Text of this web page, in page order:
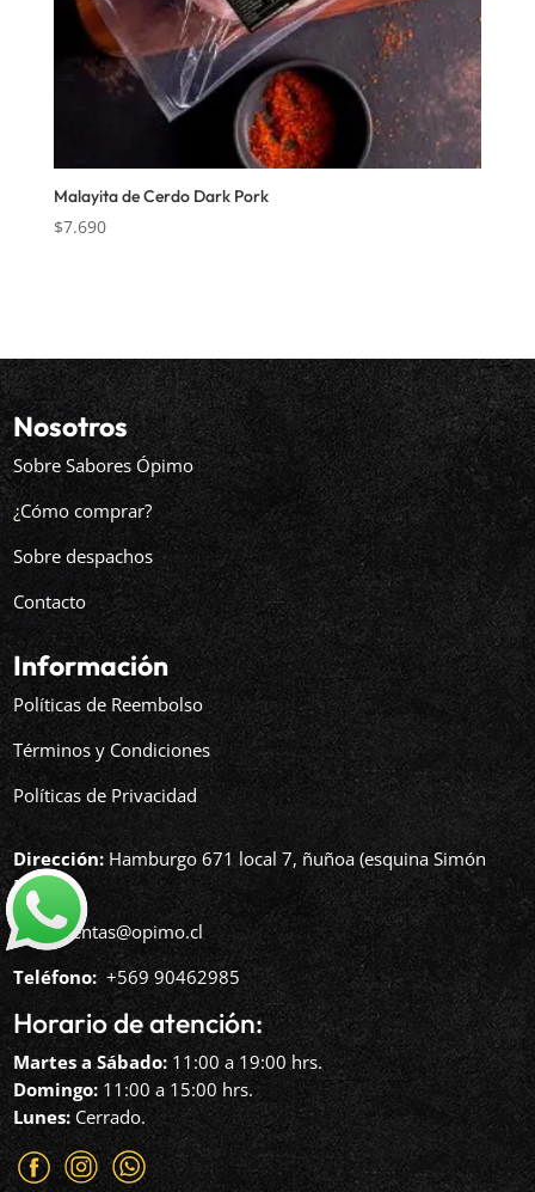
Malayita de Cerdo Dark Pork
$7.690
Nosotros
Sobre Sabores Ópimo
¿Cómo comprar?
Sobre despachos
Contacto
Información
Políticas de Reembolso
Términos y Condiciones
Políticas de Privacidad
Dirección: Hamburgo 671 local 7, ñuñoa (esquina Simón
Bolívar).
Mail: ventas@opimo.cl
Teléfono: ‪+569 90462985‬
Horario de atención:
Martes a Sábado: 11:00 a 19:00 hrs.
Domingo: 11:00 a 15:00 hrs.
Lunes: Cerrado.